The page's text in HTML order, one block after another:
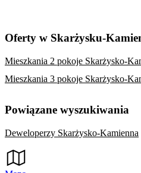
Oferty w Skarżysku-
Mieszkania 2 pokoje Skarżysko-
Mieszkania 3 pokoje Skarżysko-
Powiązane wyszukiwania
Deweloperzy Skarżysko-Kamienna